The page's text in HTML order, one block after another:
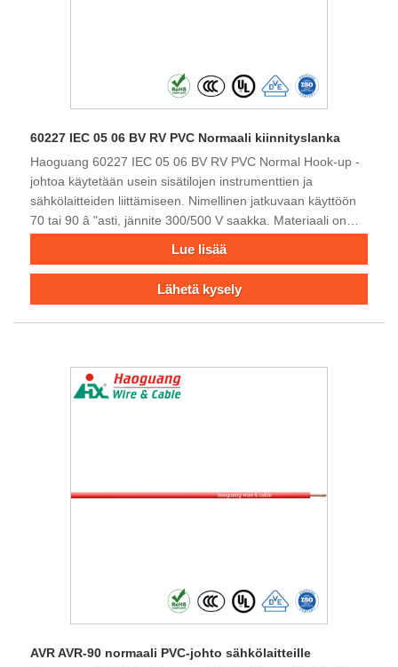
60227 IEC 05 06 BV RV PVC Normaali kiinnityslanka
Haoguang 60227 IEC 05 06 BV RV PVC Normal Hook-up -
johtoa käytetään usein sisätilojen instrumenttien ja
sähkölaitteiden liittämiseen. Nimellinen jatkuvaan käyttöön
70 tai 90 â "asti, jännite 300/500 V saakka. Materiaali on
Lue lisää
Lähetä kysely
AVR AVR-90 normaali PVC-johto sähkölaitteille